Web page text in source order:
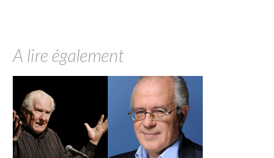
A lire également